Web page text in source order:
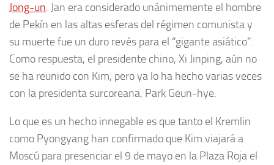
Jong-un. Jan era considerado unánimemente el hombre
de Pekín en las altas esferas del régimen comunista y
su muerte fue un duro revés para el “gigante asiático”.
Como respuesta, el presidente chino, Xi Jinping, aún no
se ha reunido con Kim, pero ya lo ha hecho varias veces
con la presidenta surcoreana, Park Geun-hye.
Lo que es un hecho innegable es que tanto el Kremlin
como Pyongyang han confirmado que Kim viajará a
Moscú para presenciar el 9 de mayo en la Plaza Roja el